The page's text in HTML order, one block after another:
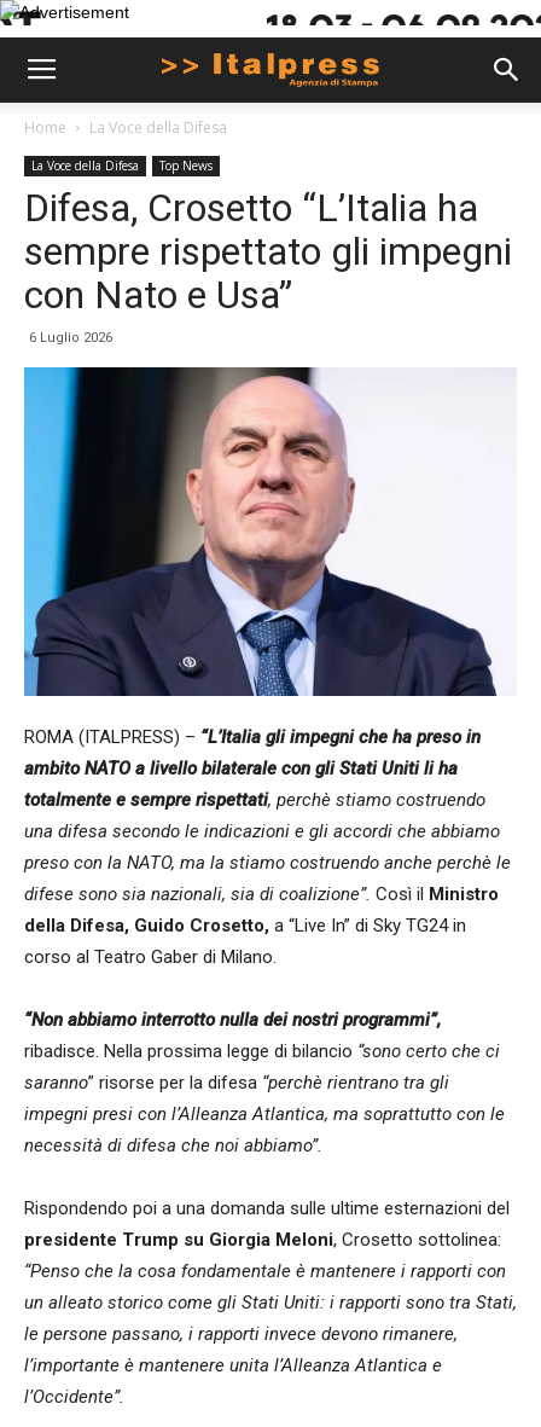
Home La Voce della Difesa
La Voce della Difesa Top News
Difesa, Crosetto “L’Italia ha
sempre rispettato gli impegni
con Nato e Usa”
6 Luglio 2026
ROMA (ITALPRESS) – “L’Italia gli impegni che ha preso in
ambito NATO a livello bilaterale con gli Stati Uniti li ha
totalmente e sempre rispettati, perchè stiamo costruendo
una difesa secondo le indicazioni e gli accordi che abbiamo
preso con la NATO, ma la stiamo costruendo anche perchè le
difese sono sia nazionali, sia di coalizione”. Così il Ministro
della Difesa, Guido Crosetto, a “Live In” di Sky TG24 in
corso al Teatro Gaber di Milano.
“Non abbiamo interrotto nulla dei nostri programmi”,
ribadisce. Nella prossima legge di bilancio “sono certo che ci
saranno” risorse per la difesa “perchè rientrano tra gli
impegni presi con l’Alleanza Atlantica, ma soprattutto con le
necessità di difesa che noi abbiamo”.
Rispondendo poi a una domanda sulle ultime esternazioni del
presidente Trump su Giorgia Meloni, Crosetto sottolinea:
“Penso che la cosa fondamentale è mantenere i rapporti con
un alleato storico come gli Stati Uniti: i rapporti sono tra Stati,
le persone passano, i rapporti invece devono rimanere,
l’importante è mantenere unita l’Alleanza Atlantica e
l’Occidente”.